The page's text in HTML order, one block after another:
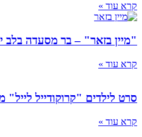
קרא עוד »
"מיין בזאר" – בר מסעדה בלב
קרא עוד »
סרט לילדים "קרוקודייל
קרא עוד »